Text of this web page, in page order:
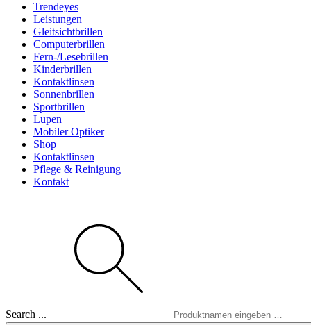
Trendeyes
Leistungen
Gleitsichtbrillen
Computerbrillen
Fern-/Lesebrillen
Kinderbrillen
Kontaktlinsen
Sonnenbrillen
Sportbrillen
Lupen
Mobiler Optiker
Shop
Kontaktlinsen
Pflege & Reinigung
Kontakt
Search ...